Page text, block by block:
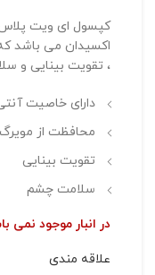
کپسول ای ویت
اکسیدان می باشد
، تقویت بینایی و
دارای خاصیت
محافظت از
تقویت بینایی
سلامت چشم
در انبار موجود نمی
علاقه مندی